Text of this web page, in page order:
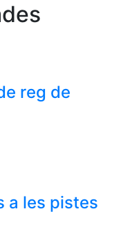
reg de
a les pistes